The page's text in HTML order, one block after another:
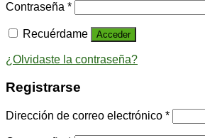
Contraseña *
Recuérdame Acceder
¿Olvidaste la contraseña?
Registrarse
Dirección de correo electrónico *